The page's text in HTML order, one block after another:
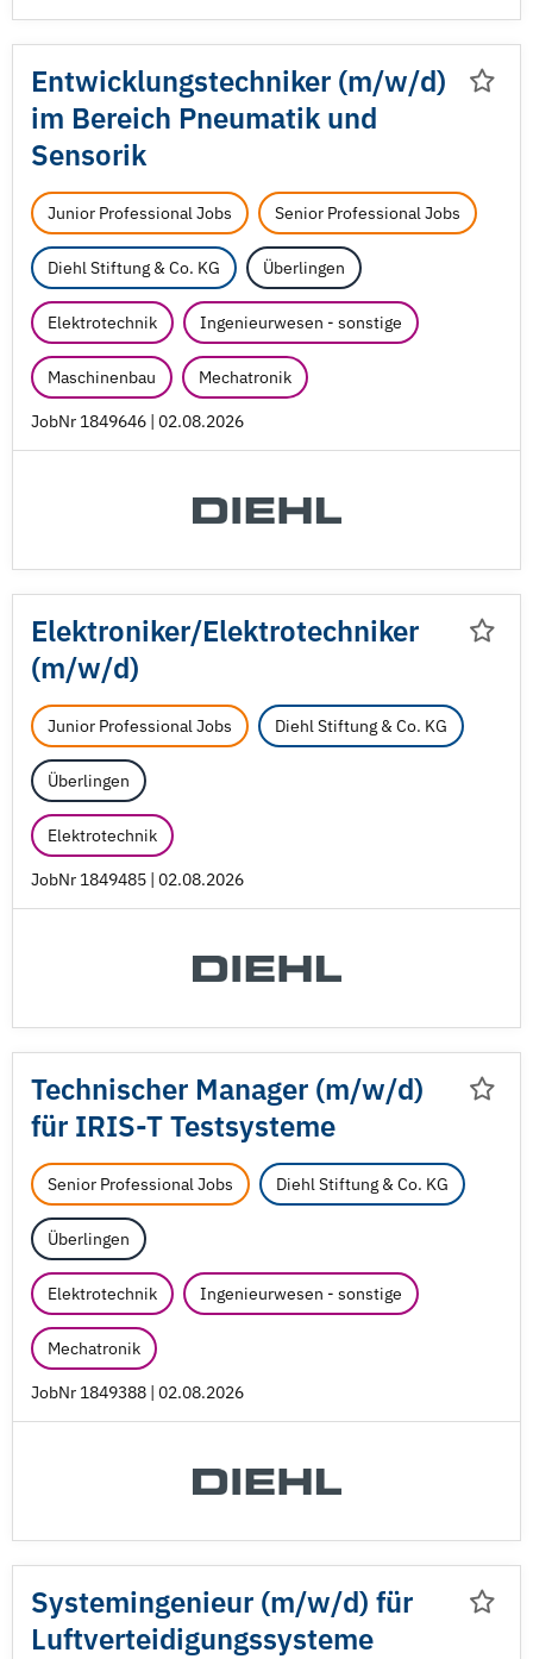
Entwicklungstechniker (m/w/d)
im Bereich Pneumatik und
Sensorik
Junior Professional Jobs Senior Professional Jobs
Diehl Stiftung & Co. KG Überlingen
Elektrotechnik Ingenieurwesen - sonstige
Maschinenbau Mechatronik
JobNr 1849646 | 02.08.2026
Elektroniker/Elektrotechniker
(m/w/d)
Junior Professional Jobs Diehl Stiftung & Co. KG
Überlingen
Elektrotechnik
JobNr 1849485 | 02.08.2026
Technischer Manager (m/w/d)
für IRIS-T Testsysteme
Senior Professional Jobs Diehl Stiftung & Co. KG
Überlingen
Elektrotechnik Ingenieurwesen - sonstige
Mechatronik
JobNr 1849388 | 02.08.2026
Systemingenieur (m/w/d) für
Luftverteidigungssysteme